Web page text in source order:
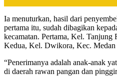
Ia menuturkan, hasil dari
pertama itu, sudah dibagikan
kecamatan. Pertama, Kel. Tanjung
Kedua, Kel. Dwikora, Kec.
“Penerimanya adalah anak-anak
di daerah rawan pangan dan